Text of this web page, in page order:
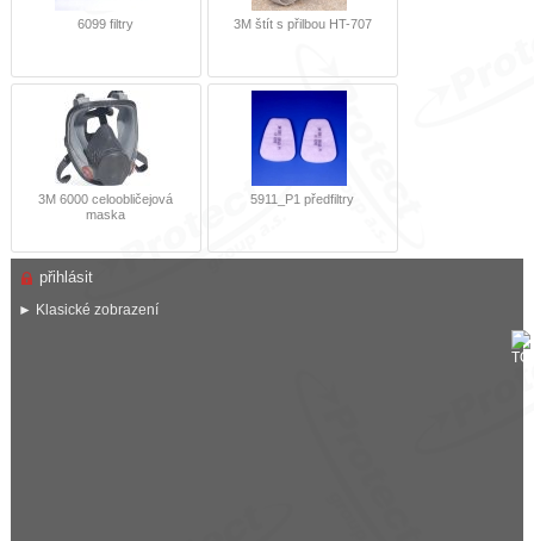
6099 filtry 3M štít s přilbou HT-707
3M 6000 celoobličejová
maska
5911_P1 předfiltry